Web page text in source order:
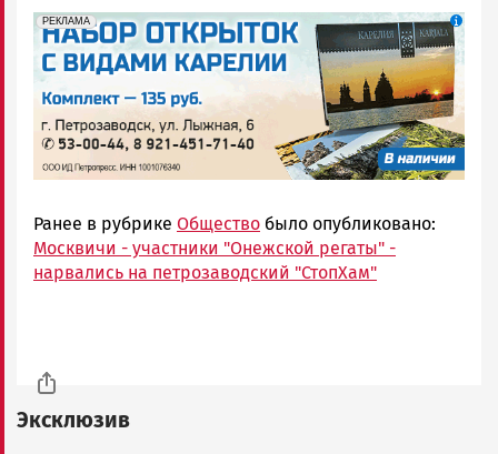
erid: 2SDnjdqwufn
РЕКЛАМА
Реклама
Ранее в рубрике Общество было опубликовано:
Москвичи - участники "Онежской регаты" -
нарвались на петрозаводский "СтопХам"
Эксклюзив